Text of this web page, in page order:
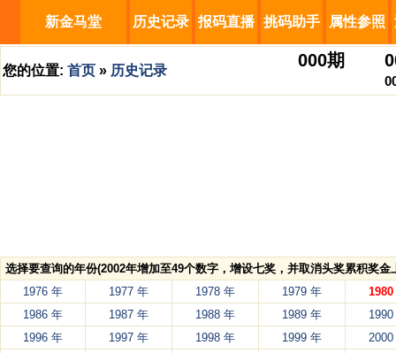
新金马堂 历史记录 报码直播 挑码助手 属性参照
您的位置: 首页 » 历史记录
000期
选择要查询的年份(2002年增加至49个数字，增设七奖，并取消头奖累积奖
1976 年
1977 年 1978 年 1979 年
1980
1986 年
1987 年 1988 年 1989 年
1996 年
1997 年 1998 年 1999 年
2000